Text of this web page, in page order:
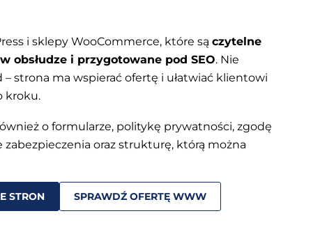
i sklepy WooCommerce, które są czytelne
obsłudze i przygotowane pod SEO. Nie
strona ma wspierać ofertę i ułatwiać klientowi
kroku.
o formularze, politykę prywatności, zgodę
oraz strukturę, którą można
STRON SPRAWDŹ OFERTĘ WWW